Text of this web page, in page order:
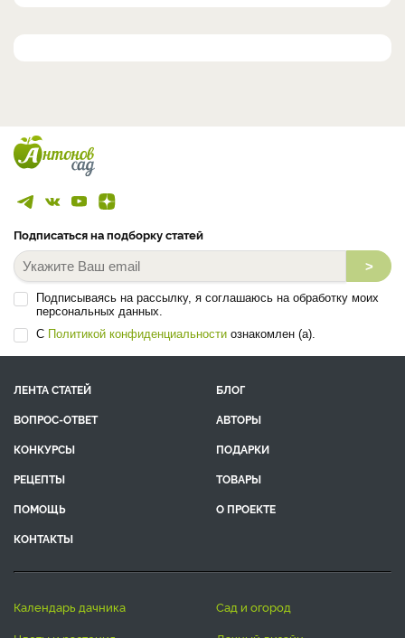
Подписаться на подборку статей
>
Подписываясь на рассылку, я соглашаюсь на обработку моих
персональных данных.
С Политикой конфиденциальности ознакомлен (а).
ЛЕНТА СТАТЕЙ
БЛОГ
ВОПРОС-ОТВЕТ
АВТОРЫ
КОНКУРСЫ
ПОДАРКИ
РЕЦЕПТЫ
ТОВАРЫ
ПОМОЩЬ
О ПРОЕКТЕ
КОНТАКТЫ
календарь дачника
сад и огород